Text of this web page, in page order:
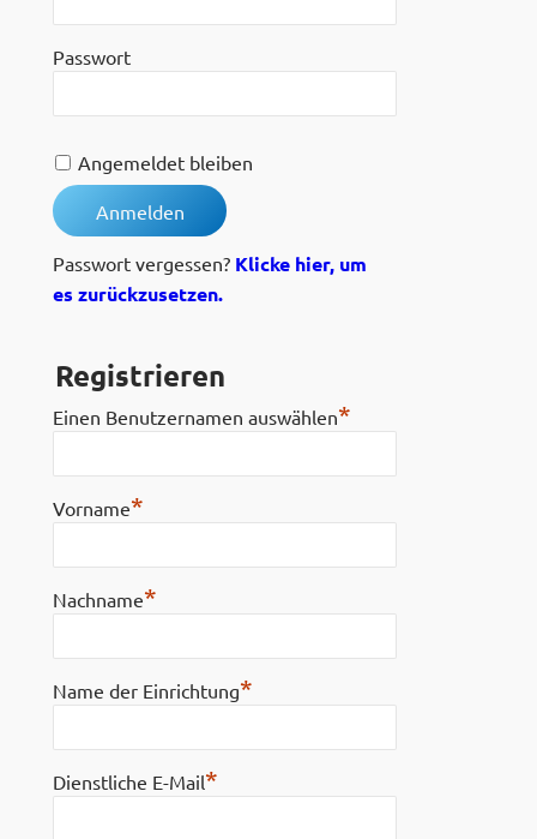
Passwort
Angemeldet bleiben
Passwort vergessen? Klicke hier, um
es zurückzusetzen.
Registrieren
Einen Benutzernamen auswählen*
Vorname*
Nachname*
Name der Einrichtung*
Dienstliche E-Mail*